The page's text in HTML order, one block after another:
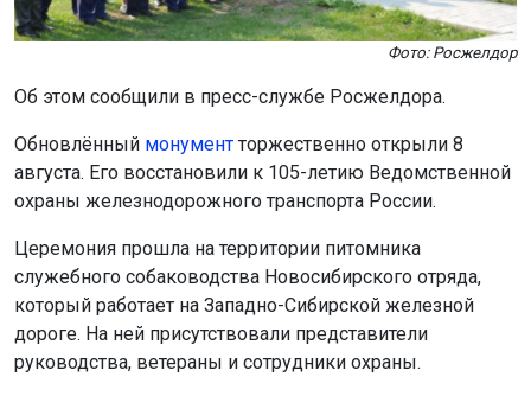
Фото: Росжелдор
Об этом сообщили в пресс-службе Росжелдора.
Обновлённый монумент торжественно открыли 8
августа. Его восстановили к 105-летию Ведомственной
охраны железнодорожного транспорта России.
Церемония прошла на территории питомника
служебного собаководства Новосибирского отряда,
который работает на Западно-Сибирской железной
дороге. На ней присутствовали представители
руководства, ветераны и сотрудники охраны.